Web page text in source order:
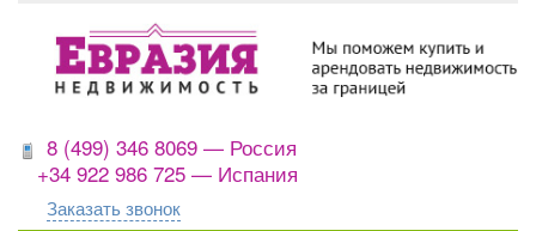
8 (499) 346 8069 — Россия
+34 922 986 725 — Испания
Заказать звонок